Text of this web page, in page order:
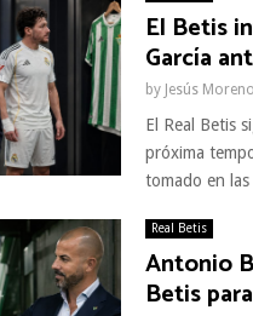
El Betis
García
by Jesús Moreno
El Real Betis
próxima
tomado en
Real Betis
Antonio
Betis